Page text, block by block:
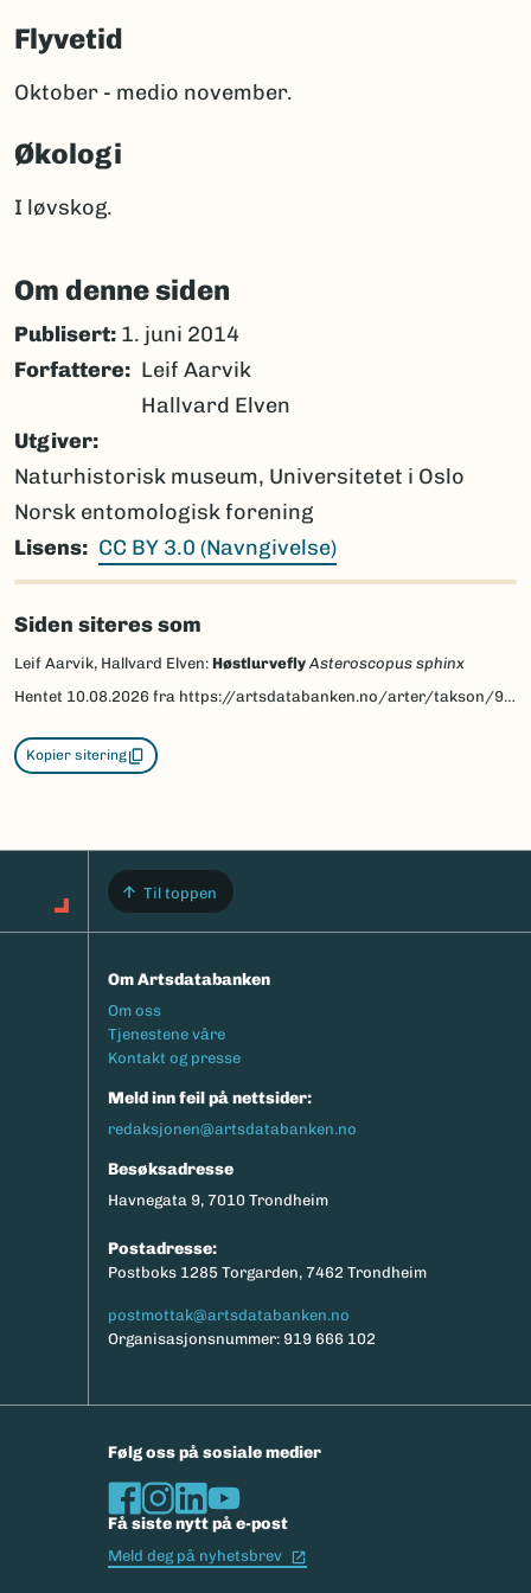
Flyvetid
Oktober - medio november.
Økologi
I løvskog.
Om denne siden
Publisert: 1. juni 2014
Forfattere
Leif Aarvik
Hallvard Elven
Utgiver
Naturhistorisk museum, Universitetet i Oslo
Norsk entomologisk forening
Lisens
CC BY 3.0 (Navngivelse)
Siden siteres som
Leif Aarvik, Hallvard Elven: Høstlurvefly Asteroscopus sphinx
Hentet 10.08.2026 fra https://artsdatabanken.no/arter/takson/95277/beskrivelse
Kopier sitering
Til toppen
Om Artsdatabanken
Footermeny
Om oss
Tjenestene våre
Kontakt og presse
Meld inn feil på nettsider:
redaksjonen@artsdatabanken.no
Besøksadresse
Havnegata 9, 7010 Trondheim
Postadresse:
Postboks 1285 Torgarden, 7462 Trondheim
postmottak@artsdatabanken.no
Organisasjonsnummer: 919 666 102
Følg oss på sosiale medier
Få siste nytt på e-post
Meld deg på nyhetsbrev